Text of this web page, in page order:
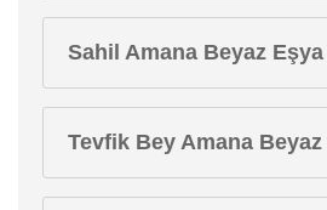
Sahil Amana Beyaz
Tevfik Bey Amana